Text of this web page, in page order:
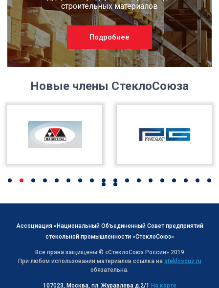
строительных материалов
Подробнее
Новые члены СтеклоСоюза
Ассоциация «Национальный Объединенный Совет предприятий
стекольной промышленности «СтеклоСоюз»
Все права защищены © «СтеклоСоюз Роcсии» 2019
При любом использовании материалов ссылка на steklosouz.ru
обязательна.
107023, Москва, пл. Журавлева д.2/1 На карте